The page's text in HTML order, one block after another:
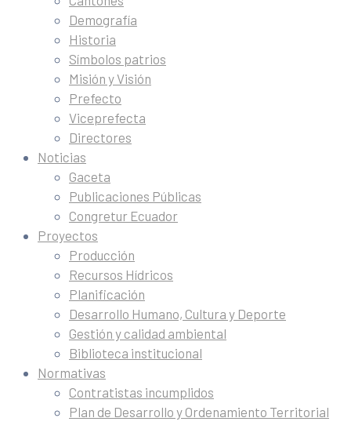
Demografía
Historia
Símbolos patrios
Misión y Visión
Prefecto
Viceprefecta
Directores
Noticias
Gaceta
Publicaciones Públicas
Congretur Ecuador
Proyectos
Producción
Recursos Hídricos
Planificación
Desarrollo Humano, Cultura y Deporte
Gestión y calidad ambiental
Biblioteca institucional
Normativas
Contratistas incumplidos
Plan de Desarrollo y Ordenamiento Territorial